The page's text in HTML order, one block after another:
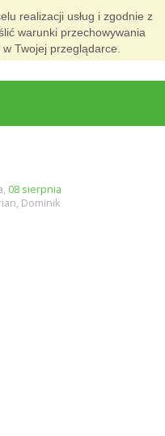
realizacji usług i zgodnie z
warunki przechowywania
Twojej przeglądarce.
08 sierpnia
Dominik